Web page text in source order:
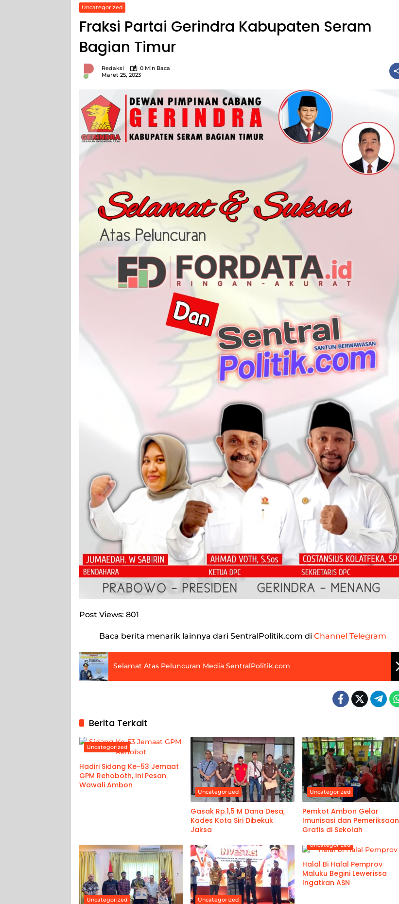
Uncategorized
Fraksi Partai Gerindra Kabupaten Seram
Bagian Timur
Redaksi
0 Min Baca
Maret 25, 2023
Post Views: 801
Baca berita menarik lainnya dari SentralPolitik.com di Channel Telegram
Selamat Atas Peluncuran Media SentralPolitik.com
Berita Terkait
Uncategorized
Hadiri Sidang Ke-53 Jemaat
GPM Rehoboth, Ini Pesan
Wawali Ambon
Uncategorized
Gasak Rp.1,5 M Dana Desa,
Kades Kota Siri Dibekuk
Jaksa
Uncategorized
Pemkot Ambon Gelar
Imunisasi dan Pemeriksaan
Gratis di Sekolah
Uncategorized Uncategorized
Uncategorized
Halal Bi Halal Pemprov
Maluku Begini Lewerissa
Ingatkan ASN